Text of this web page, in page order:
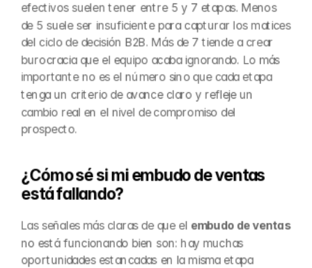
efectivos suelen tener entre 5 y 7 etapas. Menos
de 5 suele ser insuficiente para capturar los matices
del ciclo de decisión B2B. Más de 7 tiende a crear
burocracia que el equipo acaba ignorando. Lo más
importante no es el número sino que cada etapa
tenga un criterio de avance claro y refleje un
cambio real en el nivel de compromiso del
prospecto.
¿Cómo sé si mi embudo de ventas
está fallando?
Las señales más claras de que el embudo de ventas
no está funcionando bien son: hay muchas
oportunidades estancadas en la misma etapa